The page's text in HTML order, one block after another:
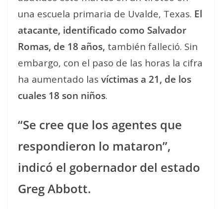
una escuela primaria de Uvalde, Texas. El
atacante, identificado como Salvador
Romas, de 18 años, también falleció. Sin
embargo, con el paso de las horas la cifra
ha aumentado las víctimas a 21, de los
cuales 18 son niños.
“Se cree que los agentes que
respondieron lo mataron”,
indicó el gobernador del estado
Greg Abbott.